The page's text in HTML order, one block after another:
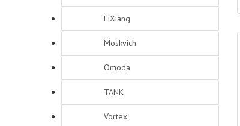
LiXiang
Moskvich
Omoda
TANK
Vortex